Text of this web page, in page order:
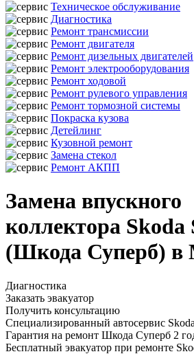
Техническое обслуживание
Диагностика
Ремонт трансмиссии
Ремонт двигателя
Ремонт дизельных двигателей
Ремонт электрооборудования
Ремонт ходовой
Ремонт рулевого управления
Ремонт тормозной системы
Покраска кузова
Детейлинг
Кузовной ремонт
Замена стекол
Ремонт АКПП
Замена впускного
коллектора Skoda
(Шкода Суперб) в
Диагностика
Заказать эвакуатор
Получить консультацию
Специализированный автосервис Skoda
Гарантия на ремонт Шкода Суперб 2
Бесплатный эвакуатор при ремонте